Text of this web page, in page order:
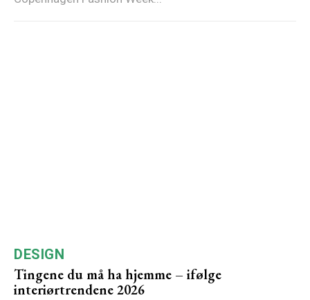
DESIGN
Tingene du må ha hjemme – ifølge
interiørtrendene 2026